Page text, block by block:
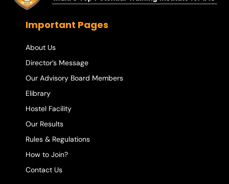
Important Pages
About Us
Director’s Message
Our Advisory Board Members
Elibrary
Hostel Facility
Our Results
Rules & Regulations
How to Join?
Contact Us